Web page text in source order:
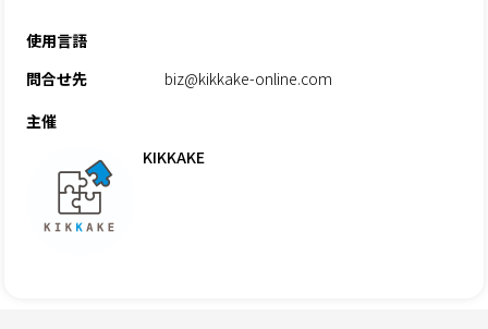
使用言語
問合せ先
biz@kikkake-online.com
主催
KIKKAKE